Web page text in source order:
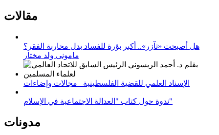
مقالات
هل أصبحت «تآزر».. أكبر بؤرة للفساد بدل محاربة الفقر؟
مامونى ولد مختار
الإسناد العلمي للقضية الفلسطينية_ مجالات وإضاءات
ندوة حول كتاب "العدالة الاجتماعية في الإسلام"
مدونات